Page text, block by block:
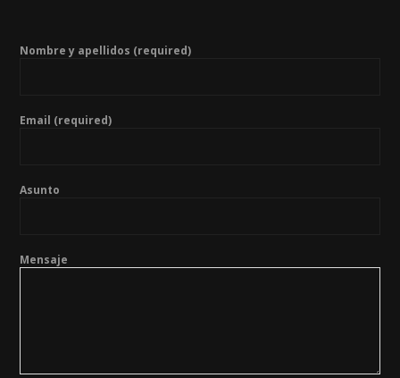
Nombre y apellidos (required)
Email (required)
Asunto
Mensaje